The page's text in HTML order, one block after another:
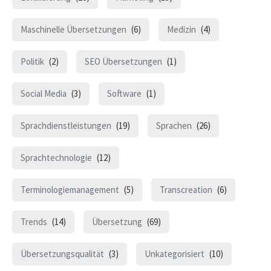
Maschinelle Übersetzungen (6) Medizin (4)
Politik (2) SEO Übersetzungen (1)
Social Media (3) Software (1)
Sprachdienstleistungen (19) Sprachen (26)
Sprachtechnologie (12)
Terminologiemanagement (5) Transcreation (6)
Trends (14) Übersetzung (69)
Übersetzungsqualität (3) Unkategorisiert (10)